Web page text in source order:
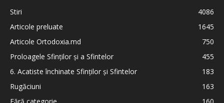
Stiri
4086
Articole preluate
1645
Articole Ortodoxia.md
750
Proloagele Sfinților și a Sfintelor
455
6. Acatiste închinate Sfinților și Sfintelor
183
Rugăciuni
163